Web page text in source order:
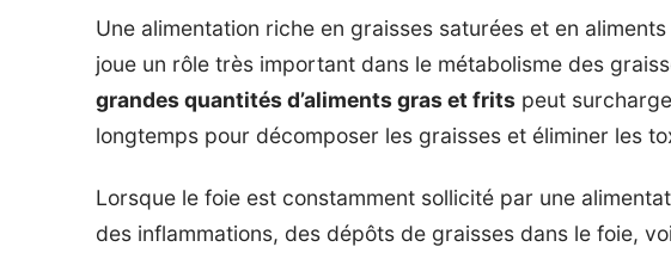
Une alimentation riche en graisses saturées et en
joue un rôle très important dans le métabolisme des
grandes quantités d’aliments gras et frits peut
longtemps pour décomposer les graisses et éliminer les
Lorsque le foie est constamment sollicité par une
des inflammations, des dépôts de graisses dans le foie,